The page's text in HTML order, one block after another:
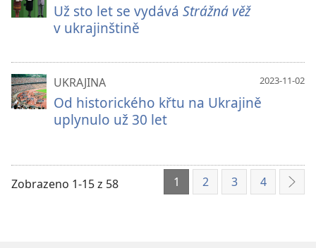
Už sto let se vydává Strážná věž
v ukrajinštině
2023-11-02
UKRAJINA
Od historického křtu na Ukrajině
uplynulo už 30 let
Zobrazeno 1-15 z 58 1 2 3 4